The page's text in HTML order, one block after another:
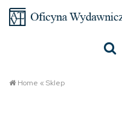
Home «Sklep